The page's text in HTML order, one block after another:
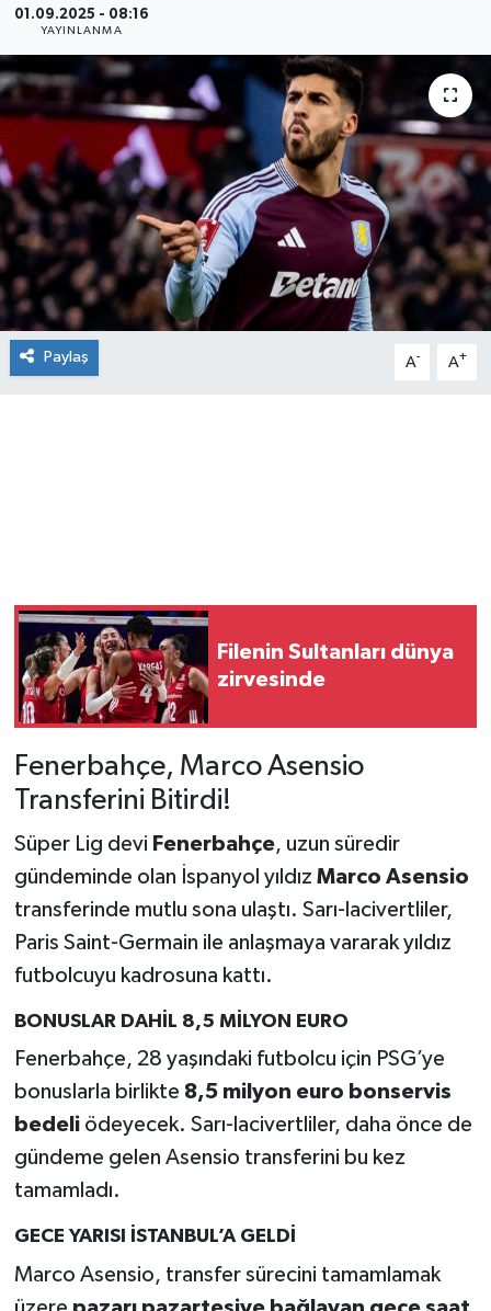
01.09.2025 - 08:16
YAYINLANMA
Paylaş A- A+
Filenin Sultanları dünya
zirvesinde
Fenerbahçe, Marco Asensio
Transferini Bitirdi!
Süper Lig devi Fenerbahçe, uzun süredir
gündeminde olan İspanyol yıldız Marco Asensio
transferinde mutlu sona ulaştı. Sarı-lacivertliler,
Paris Saint-Germain ile anlaşmaya vararak yıldız
futbolcuyu kadrosuna kattı.
BONUSLAR DAHİL 8,5 MİLYON EURO
Fenerbahçe, 28 yaşındaki futbolcu için PSG’ye
bonuslarla birlikte 8,5 milyon euro bonservis
bedeliödeyecek. Sarı-lacivertliler, daha önce de
gündeme gelen Asensio transferini bu kez
tamamladı.
GECE YARISI İSTANBUL’A GELDİ
Marco Asensio, transfer sürecini tamamlamak